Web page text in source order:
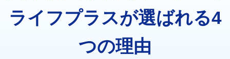
コンクリート斫り（厚さ10㎝超え） 38,500円
モルタル補修（厚さ10㎝まで） 27,500円
33,000円
桝清掃 8,800円
止水・漏水調査・防水処理・清掃・修
11,000円
ライフプラスが選ばれる4
つの理由